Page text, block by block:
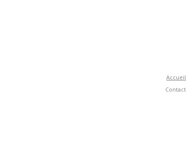
Accueil
Contact